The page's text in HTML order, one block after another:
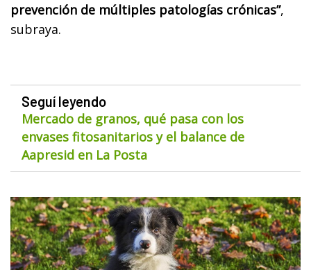
prevención de múltiples patologías crónicas”,
subraya.
Seguí leyendo
Mercado de granos, qué pasa con los
envases fitosanitarios y el balance de
Aapresid en La Posta